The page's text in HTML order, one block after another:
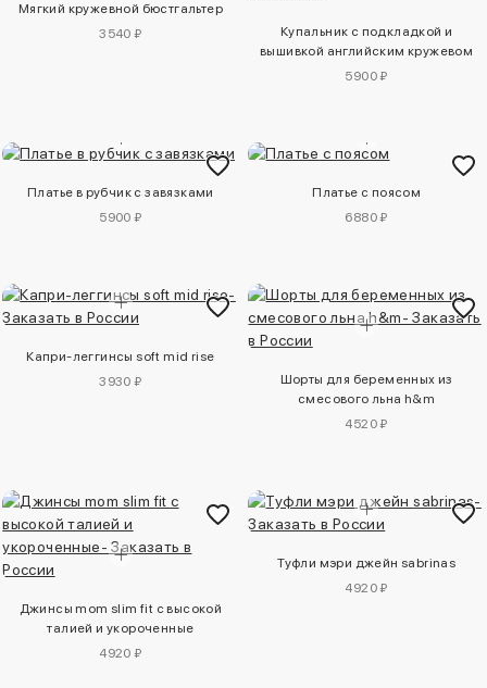
Мягкий кружевной бюстгальтер
3540 ₽
Купальник с подкладкой и
вышивкой английским кружевом
5900 ₽
Платье в рубчик с завязками
5900 ₽
Платье с поясом
6880 ₽
Капри-леггинсы soft mid rise
3930 ₽
Шорты для беременных из
смесового льна h&m
4520 ₽
Джинсы mom slim fit с высокой
талией и укороченные
4920 ₽
Туфли мэри джейн sabrinas
4920 ₽